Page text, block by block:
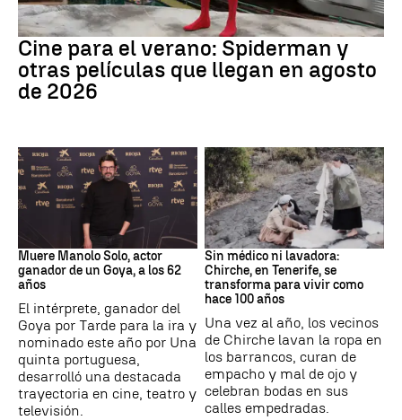
Cine
Cine para el verano: Spiderman y
otras películas que llegan en agosto
de 2026
Actor
Muere Manolo Solo, actor
ganador de un Goya, a los 62
años
El intérprete, ganador del
Goya por Tarde para la ira y
nominado este año por Una
quinta portuguesa,
desarrolló una destacada
trayectoria en cine, teatro y
televisión.
Canarias
Sin médico ni lavadora:
Chirche, en Tenerife, se
transforma para vivir como
hace 100 años
Una vez al año, los vecinos
de Chirche lavan la ropa en
los barrancos, curan de
empacho y mal de ojo y
celebran bodas en sus
calles empedradas.